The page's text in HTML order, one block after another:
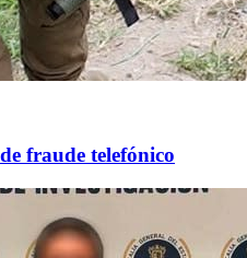
fraude telefónico